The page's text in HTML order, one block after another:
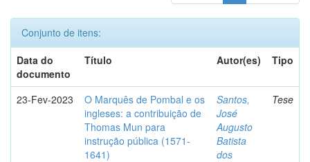
Conjunto de itens:
Data do
documento
Título Autor(es) Tipo
23-Fev-2023
O Marquês de Pombal e os
ingleses: a contribuição de
Thomas Mun para
instrução pública (1571-
1641)
Santos,
José
Augusto
Batista
dos
Tese